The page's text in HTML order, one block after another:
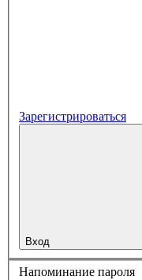
Зарегистрироваться
Вход
Напоминание пароля